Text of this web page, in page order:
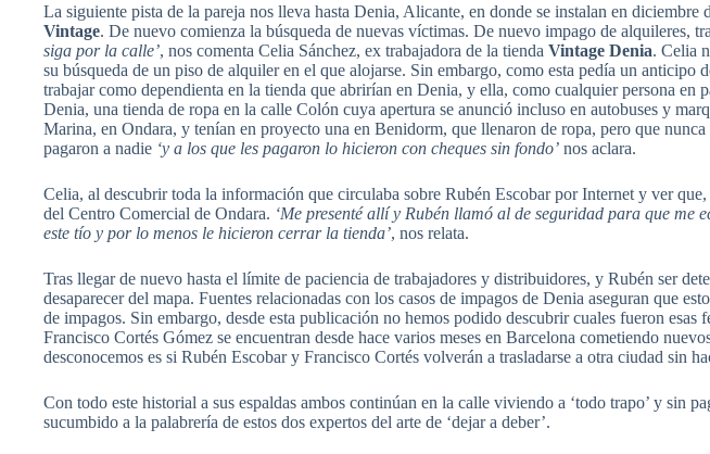
La siguiente pista de la pareja nos lleva hasta Denia, Alicante, en donde se instalan en diciembre
Vintage. De nuevo comienza la búsqueda de nuevas víctimas. De nuevo impago de alquileres,
siga por la calle’, nos comenta Celia Sánchez, ex trabajadora de la tienda Vintage Denia. Celia
su búsqueda de un piso de alquiler en el que alojarse. Sin embargo, como esta pedía un
trabajar como dependienta en la tienda que abrirían en Denia, y ella, como cualquier persona en
Denia, una tienda de ropa en la calle Colón cuya apertura se anunció incluso en autobuses y
Marina, en Ondara, y tenían en proyecto una en Benidorm, que llenaron de ropa, pero que nunca
pagaron a nadie ‘y a los que les pagaron lo hicieron con cheques sin fondo’ nos aclara.
Celia, al descubrir toda la información que circulaba sobre Rubén Escobar por Internet y ver
del Centro Comercial de Ondara. ‘Me presenté allí y Rubén llamó al de seguridad para que
este tío y por lo menos le hicieron cerrar la tienda’, nos relata.
Tras llegar de nuevo hasta el límite de paciencia de trabajadores y distribuidores, y Rubén ser
desaparecer del mapa. Fuentes relacionadas con los casos de impagos de Denia aseguran que
de impagos. Sin embargo, desde esta publicación no hemos podido descubrir cuales fueron
Francisco Cortés Gómez se encuentran desde hace varios meses en Barcelona cometiendo
desconocemos es si Rubén Escobar y Francisco Cortés volverán a trasladarse a otra ciudad sin
Con todo este historial a sus espaldas ambos continúan en la calle viviendo a ‘todo trapo’ y sin
sucumbido a la palabrería de estos dos expertos del arte de ‘dejar a deber’.